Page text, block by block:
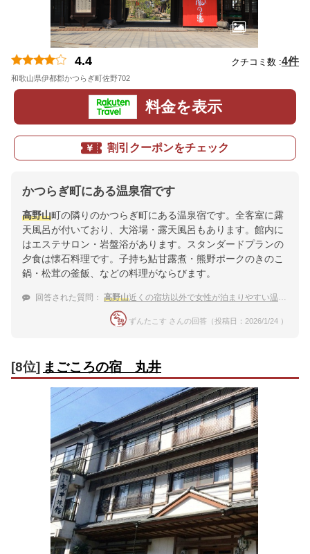
4.4 クチコミ数 :4件
和歌山県伊都郡かつらぎ町佐野702
料金を表示
割引クーポンをチェック
かつらぎ町にある温泉宿です
高野山町の隣りのかつらぎ町にある温泉宿です。全客室に露
天風呂が付いており、大浴場・露天風呂もあります。館内に
はエステサロン・岩盤浴があります。スタンダードプランの
夕食は懐石料理です。子持ち鮎甘露煮・熊野ポークのきのこ
鍋・松茸の釜飯、などの料理がならびます。
回答された質問： 高野山近くの宿坊以外で女性が泊まりやすい温泉宿
ずんたこす さんの回答（投稿日：2026/1/24 ）
[8位] まごころの宿 丸井